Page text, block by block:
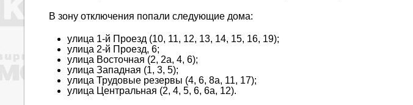
В зону отключения попали следующие дома:
улица 1-й Проезд (10, 11, 12, 13, 14, 15, 16, 19);
улица 2-й Проезд, 6;
улица Восточная (2, 2а, 4, 6);
улица Западная (1, 3, 5);
улица Трудовые резервы (4, 6, 8а, 11, 17);
улица Центральная (2, 4, 5, 6, 6а, 12).